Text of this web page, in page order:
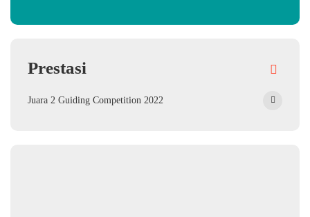
Prestasi
Juara 2 Guiding Competition 2022